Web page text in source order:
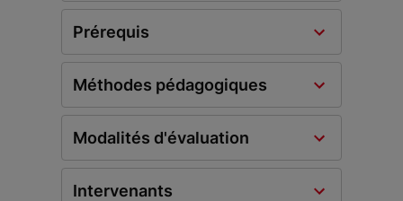
Prérequis
Méthodes pédagogiques
Modalités d'évaluation
Intervenants